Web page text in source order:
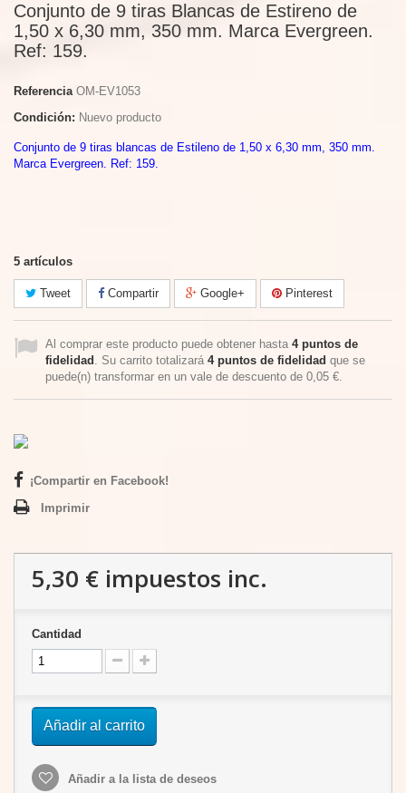
Conjunto de 9 tiras Blancas de Estireno de
1,50 x 6,30 mm, 350 mm. Marca Evergreen.
Ref: 159.
Referencia OM-EV1053
Condición: Nuevo producto
Conjunto de 9 tiras blancas de Estileno de 1,50 x 6,30 mm, 350 mm.
Marca Evergreen. Ref: 159.
5 artículos
Tweet Compartir Google+ Pinterest
Al comprar este producto puede obtener hasta 4puntos de
fidelidad . Su carrito totalizará 4puntos de fidelidad que se
puede(n) transformar en un vale de descuento de 0,05 €.
¡Compartir en Facebook!
Imprimir
5,30 € impuestos inc.
Cantidad
Añadir al carrito
Añadir a la lista de deseos